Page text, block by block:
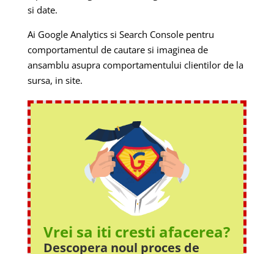
si date.
Ai Google Analytics si Search Console pentru
comportamentul de cautare si imaginea de
ansamblu asupra comportamentului clientilor de la
sursa, in site.
Vrei sa iti cresti afacerea?
Descopera noul procesde